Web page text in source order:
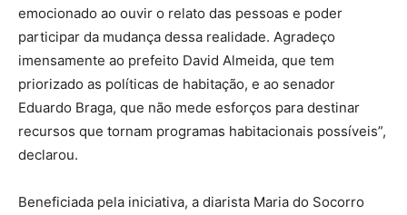
emocionado ao ouvir o relato das pessoas e poder
participar da mudança dessa realidade. Agradeço
imensamente ao prefeito David Almeida, que tem
priorizado as políticas de habitação, e ao senador
Eduardo Braga, que não mede esforços para destinar
recursos que tornam programas habitacionais possíveis”,
declarou.
Beneficiada pela iniciativa, a diarista Maria do Socorro